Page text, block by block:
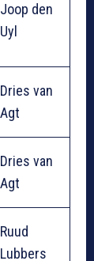
Joop den
Uyl
Dries van
Agt
Dries van
Agt
Ruud
Lubbers